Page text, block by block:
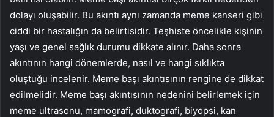
dolayı oluşabilir. Bu akıntı aynı zamanda meme kanseri gibi
ciddi bir hastalığın da belirtisidir. Teşhiste öncelikle kişinin
yaşı ve genel sağlık durumu dikkate alınır. Daha sonra
akıntının hangi dönemlerde, nasıl ve hangi sıklıkta
oluştuğu incelenir. Meme başı akıntısının rengine de dikkat
edilmelidir. Meme başı akıntısının nedenini belirlemek için
meme ultrasonu, mamografi, duktografi, biyopsi, kan